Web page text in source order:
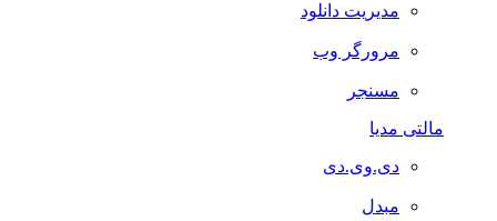
مدیریت دانلود
مرورگر وب
مسنجر
مالتی مدیا
دی.وی.دی
مبدل